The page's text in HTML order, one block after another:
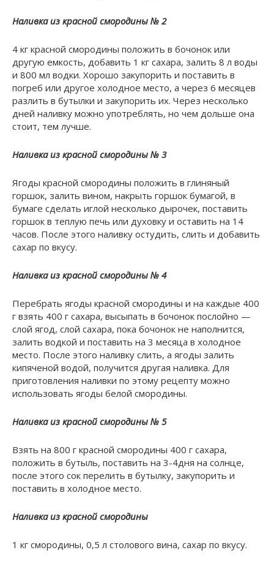
Наливка из красной смородины № 2
4 кг красной смородины положить в бочонок или
другую емкость, добавить 1 кг сахара, залить 8 л воды
и 800 мл водки. Хорошо закупорить и поставить в
погреб или другое холодное место, а через 6 месяцев
разлить в бутылки и закупорить их. Через несколько
дней наливку можно употреблять, но чем дольше она
стоит, тем лучше.
Наливка из красной смородины № 3
Ягоды красной смородины положить в глиняный
горшок, залить вином, накрыть горшок бумагой, в
бумаге сделать иглой несколько дырочек, поставить
горшок в теплую печь или духовку и оставить на 14
часов. После этого наливку остудить, слить и добавить
сахар по вкусу.
Наливка из красной смородины № 4
Перебрать ягоды красной смородины и на каждые 400
г взять 400 г сахара, высыпать в бочонок послойно —
слой ягод, слой сахара, пока бочонок не наполнится,
залить водкой и поставить на 3 месяца в холодное
место. После этого наливку слить, а ягоды залить
кипяченой водой, получится другая наливка. Для
приготовления наливки по этому рецепту можно
использовать ягоды белой смородины.
Наливка из красной смородины № 5
Взять на 800 г красной смородины 400 г сахара,
положить в бутыль, поставить на 3-4дня на солнце,
после этого сок перелить в бутылку, закупорить и
поставить в холодное место.
Наливка из красной смородины
1 кг смородины, 0,5 л столового вина, сахар по вкусу.